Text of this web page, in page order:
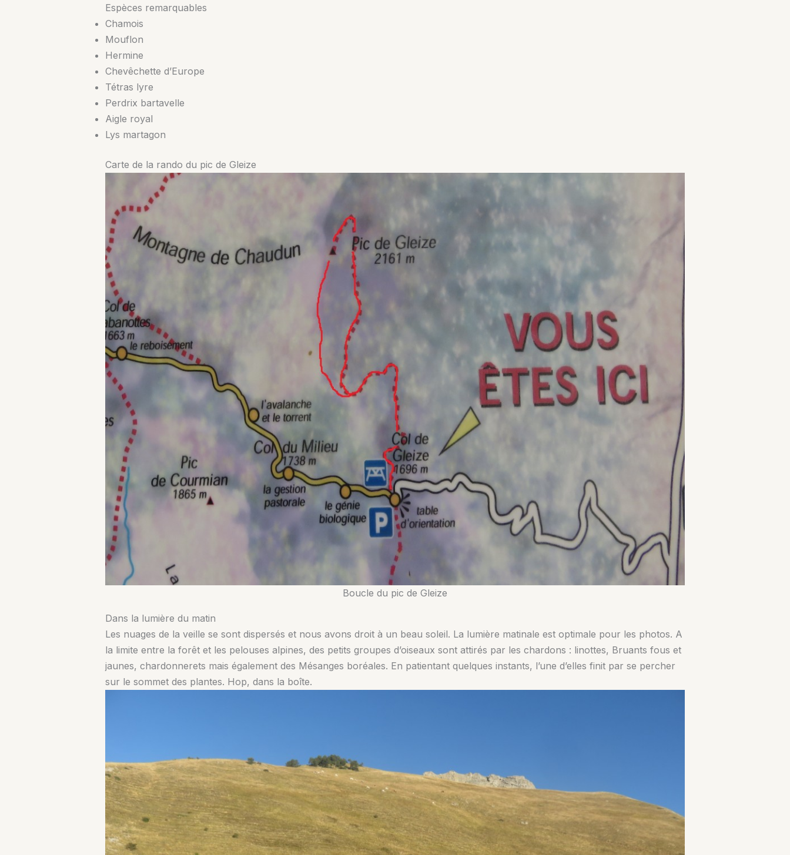
Espèces remarquables
Chamois
Mouflon
Hermine
Chevêchette d’Europe
Tétras lyre
Perdrix bartavelle
Aigle royal
Lys martagon
Carte de la rando du pic de Gleize
Boucle du pic de Gleize
Dans la lumière du matin
Les nuages de la veille se sont dispersés et nous avons droit à un beau soleil. La lumière matinale est optimale pour les photos. A
la limite entre la forêt et les pelouses alpines, des petits groupes d’oiseaux sont attirés par les chardons : linottes, Bruants fous et
jaunes, chardonnerets mais également des Mésanges boréales. En patientant quelques instants, l’une d’elles finit par se percher
sur le sommet des plantes. Hop, dans la boîte.